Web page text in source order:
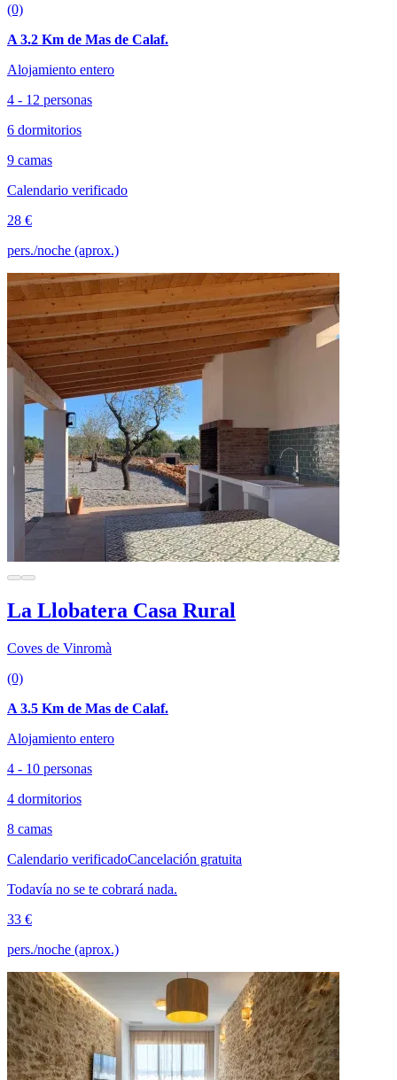
(0)
A 3.2 Km de Mas de Calaf.
Alojamiento entero
4 - 12 personas
6 dormitorios
9 camas
Calendario verificado
28 €
pers./noche (aprox.)
La Llobatera Casa Rural
Coves de Vinromà
(0)
A 3.5 Km de Mas de Calaf.
Alojamiento entero
4 - 10 personas
4 dormitorios
8 camas
Calendario verificadoCancelación gratuita
Todavía no se te cobrará nada.
33 €
pers./noche (aprox.)